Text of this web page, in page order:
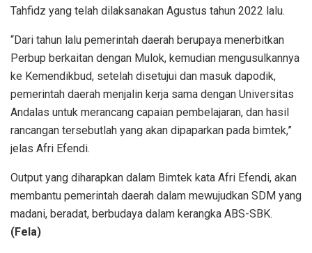
Tahfidz yang telah dilaksanakan Agustus tahun 2022 lalu.
“Dari tahun lalu pemerintah daerah berupaya menerbitkan
Perbup berkaitan dengan Mulok, kemudian mengusulkannya
ke Kemendikbud, setelah disetujui dan masuk dapodik,
pemerintah daerah menjalin kerja sama dengan Universitas
Andalas untuk merancang capaian pembelajaran, dan hasil
rancangan tersebutlah yang akan dipaparkan pada bimtek,”
jelas Afri Efendi.
Output yang diharapkan dalam Bimtek kata Afri Efendi, akan
membantu pemerintah daerah dalam mewujudkan SDM yang
madani, beradat, berbudaya dalam kerangka ABS-SBK.
(Fela)